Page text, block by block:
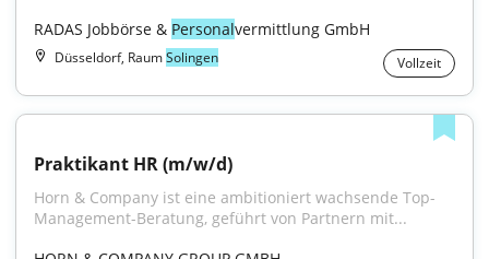
RADAS Jobbörse & Personalvermittlung GmbH
Düsseldorf, RaumSolingen Vollzeit
Praktikant HR (m/w/d)
Horn & Company ist eine ambitioniert wachsende Top-
Manage­ment-Beratung, geführt von Partnern mit...